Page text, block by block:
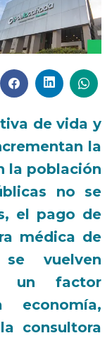
de vida y
la
la población
no se
el pago de
médica de
vuelven
un factor
economía,